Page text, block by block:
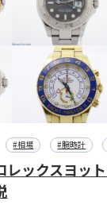
#相場 #腕時計
レックスヨッ